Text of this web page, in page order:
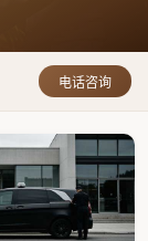
电话咨询